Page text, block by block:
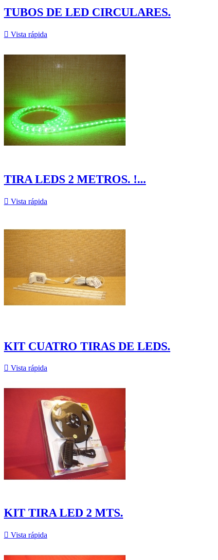
TUBOS DE LED CIRCULARES.
 Vista rápida
TIRA LEDS 2 METROS. !...
 Vista rápida
KIT CUATRO TIRAS DE LEDS.
 Vista rápida
KIT TIRA LED 2 MTS.
 Vista rápida